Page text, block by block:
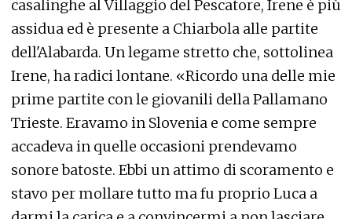
casalinghe al Villaggio del Pescatore, Irene è più
assidua ed è presente a Chiarbola alle partite
dell'Alabarda. Un legame stretto che, sottolinea
Irene, ha radici lontane. «Ricordo una delle mie
prime partite con le giovanili della Pallamano
Trieste. Eravamo in Slovenia e come sempre
accadeva in quelle occasioni prendevamo
sonore batoste. Ebbi un attimo di scoramento e
stavo per mollare tutto ma fu proprio Luca a